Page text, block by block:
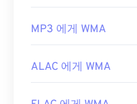
MP3 에게 WMA
ALAC 에게 WMA